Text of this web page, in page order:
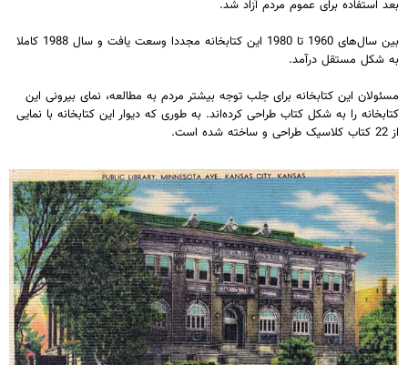
بعد استفاده برای عموم مردم آزاد شد.
بین سال‌های 1960 تا 1980 این کتابخانه مجددا وسعت یافت و سال 1988 کاملا
به شکل مستقل درآمد.
مسئولان این کتابخانه برای جلب توجه بیشتر مردم به مطالعه، نمای بیرونی این
کتابخانه را به شکل کتاب طراحی کرده‌اند. به طوری که دیوار این کتابخانه با نمایی
از 22 کتاب کلاسیک طراحی و ساخته شده است.